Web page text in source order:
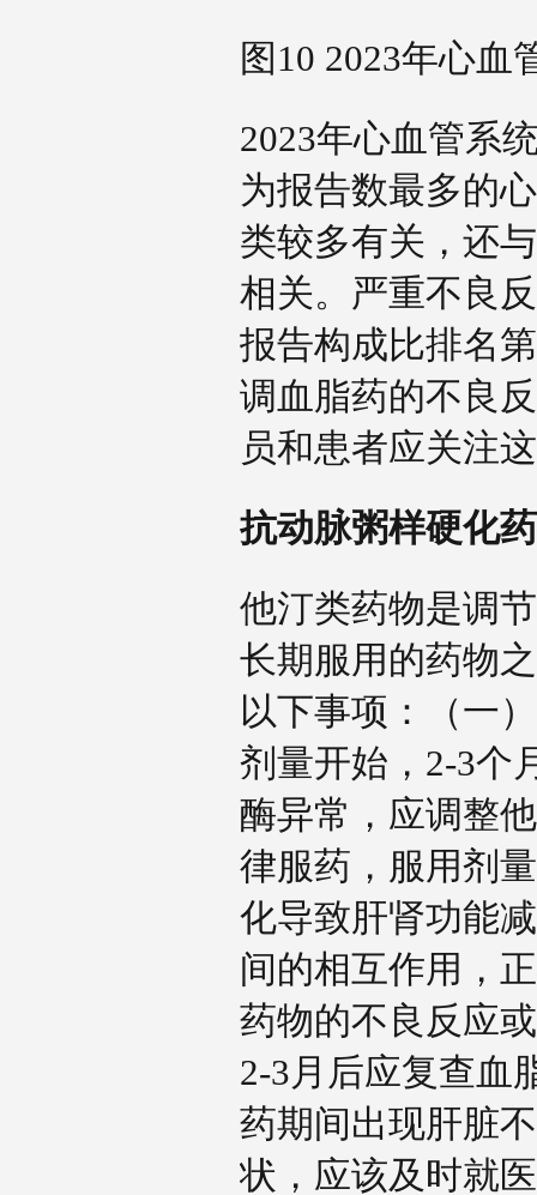
图10 2023年心
2023年心血管系
为报告数最多的
类较多有关，还
相关。严重不良
报告构成比排名
调血脂药的不良
员和患者应关注
抗动脉粥样硬化
他汀类药物是调
长期服用的药物
以下事项：（一
剂量开始，2-3个
酶异常，应调整
律服药，服用剂
化导致肝肾功能
间的相互作用，
药物的不良反应
2-3月后应复查血
药期间出现肝脏
状，应该及时就